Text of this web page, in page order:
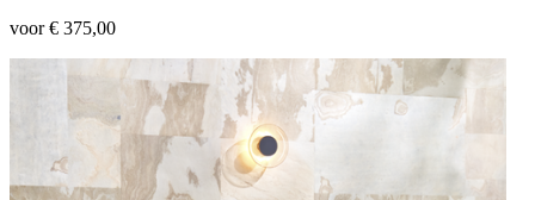
voor € 375,00